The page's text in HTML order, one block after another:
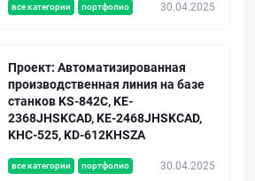
все категории портфолио 30.04.2025
все категории портфолио 30.04.2025
Проект: Автоматизированная
производственная линия на базе
станков KS-842C, KE-
2368JHSKCAD, KE-2468JHSKCAD,
KHC-525, KD-612KHSZA